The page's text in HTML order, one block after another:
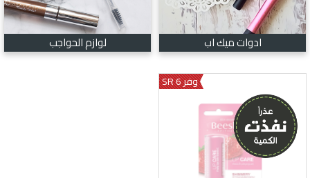
ادوات ميك اب لوازم الحواجب
وفر 6 SR